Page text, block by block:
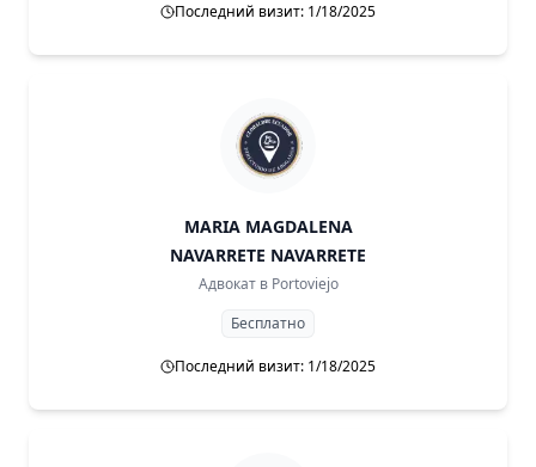
Последний визит: 1/18/2025
MARIA MAGDALENA
NAVARRETE NAVARRETE
Адвокат в Portoviejo
Бесплатно
Последний визит: 1/18/2025